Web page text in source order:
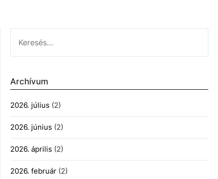
Archívum
2026. július (2)
2026. június (2)
2026. április (2)
2026. február (2)